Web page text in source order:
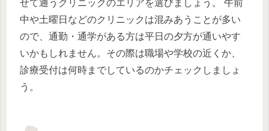
せて通うクリニックのエリアを選びましょう。 午前
中や土曜日などのクリニックは混みあうことが多い
ので、通勤・通学がある方は平日の夕方が通いやす
いかもしれません。その際は職場や学校の近くか、
診療受付は何時までしているのかチェックしましょ
う。